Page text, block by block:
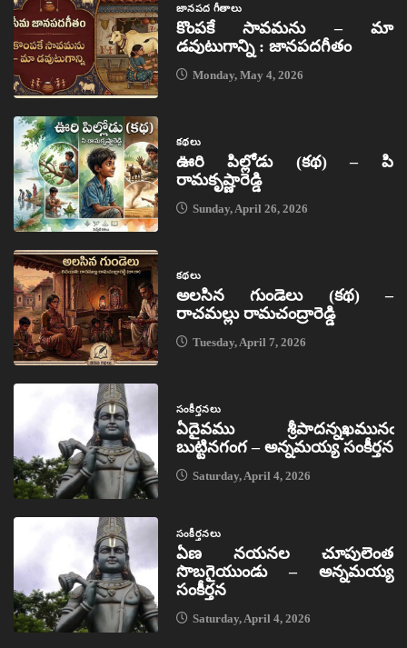
జానపద గీతాలు
కొంపకే సావమను – మా
డవుటుగాన్ని : జానపదగీతం
Monday, May 4, 2026
కథలు
ఊరి పిల్లోడు (కథ) – పి
రామకృష్ణారెడ్డి
Sunday, April 26, 2026
కథలు
అలసిన గుండెలు (కథ) –
రాచమల్లు రామచంద్రారెడ్డి
Tuesday, April 7, 2026
సంకీర్తనలు
ఏదైవము శ్రీపాదన్నఖమునఁ
బుట్టినగంగ – అన్నమయ్య సంకీర్తన
Saturday, April 4, 2026
సంకీర్తనలు
ఏణ నయనల చూపులెంత
సొబగైయుండు – అన్నమయ్య
సంకీర్తన
Saturday, April 4, 2026